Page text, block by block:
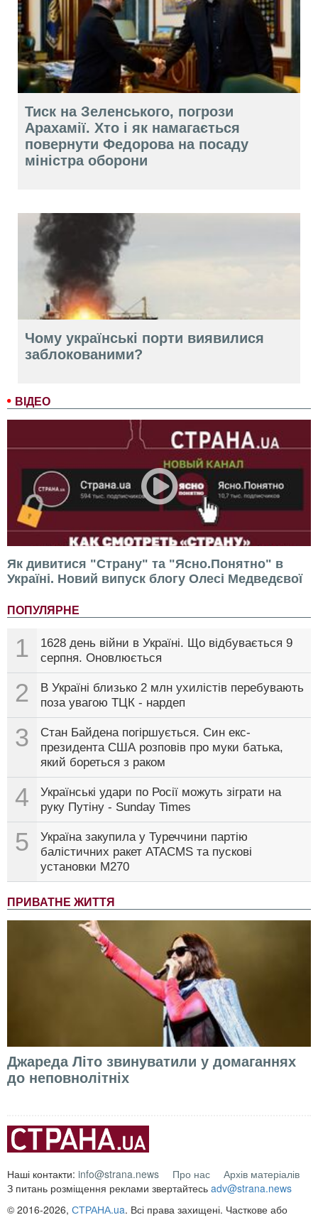
ВІДЕО
Як дивитися "Страну" та "Ясно.Понятно" в
Україні. Новий випуск блогу Олесі Медведєвої
ПОПУЛЯРНЕ
1
1628 день війни в Україні. Що відбувається 9
серпня. Оновлюється
2
В Україні близько 2 млн ухилістів перебувають
поза увагою ТЦК - нардеп
3
Стан Байдена погіршується. Син екс-
президента США розповів про муки батька,
який бореться з раком
4
Українські удари по Росії можуть зіграти на
руку Путіну - Sunday Times
5
Україна закупила у Туреччини партію
балістичних ракет ATACMS та пускові
установки M270
ПРИВАТНЕ ЖИТТЯ
Джареда Літо звинуватили у домаганнях
до неповнолітніх
Тиск на Зеленського, погрози
Арахамії. Хто і як намагається
повернути Федорова на посаду
міністра оборони
Чому українські порти виявилися
заблокованими?
Наші контакти: info@strana.news Про нас
Архів матеріалів
З питань розміщення реклами звертайтесь adv@strana.news
© 2016-2026, СТРАНА.ua. Всі права захищені. Часткове або